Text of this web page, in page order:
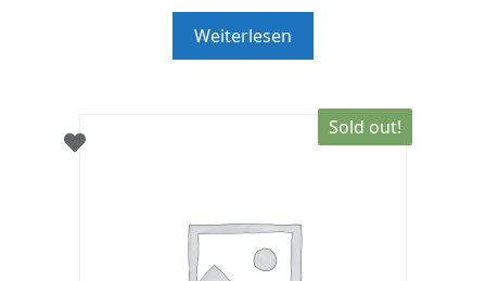
o
f
5
Weiterlesen
Sold out!